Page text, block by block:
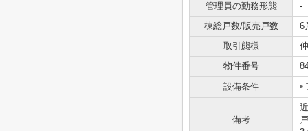
管理員の勤務形態
-
棟総戸数/販売戸数
6
取引態様
物件番号
設備条件
備考